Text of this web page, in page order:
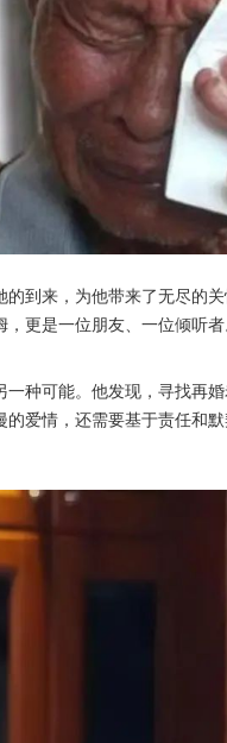
到来，为他带来了无尽的
更是一位朋友、一位倾听
种可能。他发现，寻找再
爱情，还需要基于责任和默